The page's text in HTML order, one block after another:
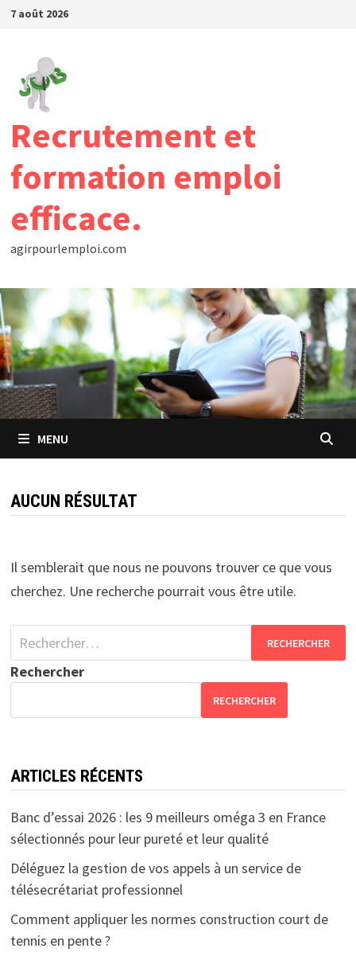
Passer
contenu
7 août 2026
Recrutement et
formation emploi
efficace.
agirpourlemploi.com
MENU
AUCUN RÉSULTAT
Il semblerait que nous ne pouvons trouver ce que vous
cherchez. Une recherche pourrait vous être utile.
Rechercher :
Rechercher
RECHERCHER
ARTICLES RÉCENTS
Banc d’essai 2026 : les 9 meilleurs oméga 3 en France
sélectionnés pour leur pureté et leur qualité
Déléguez la gestion de vos appels à un service de
télésecrétariat professionnel
Comment appliquer les normes construction court de
tennis en pente ?